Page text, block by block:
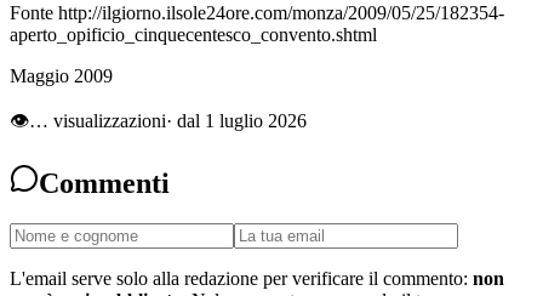
Fonte http://ilgiorno.ilsole24ore.com/monza/2009/05/25/182354-
aperto_opificio_cinquecentesco_convento.shtml
Maggio 2009
👁… visualizzazioni· dal 1 luglio 2026
Commenti
L'email serve solo alla redazione per verificare il commento: non